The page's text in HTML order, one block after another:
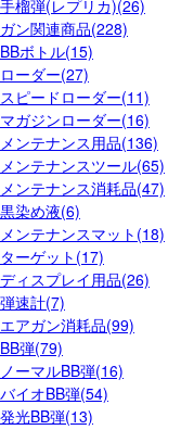
手榴弾(レプリカ)(26)
ガン関連商品(228)
BBボトル(15)
ローダー(27)
スピードローダー(11)
マガジンローダー(16)
メンテナンス用品(136)
メンテナンスツール(65)
メンテナンス消耗品(47)
黒染め液(6)
メンテナンスマット(18)
ターゲット(17)
ディスプレイ用品(26)
弾速計(7)
エアガン消耗品(99)
BB弾(79)
ノーマルBB弾(16)
バイオBB弾(54)
発光BB弾(13)